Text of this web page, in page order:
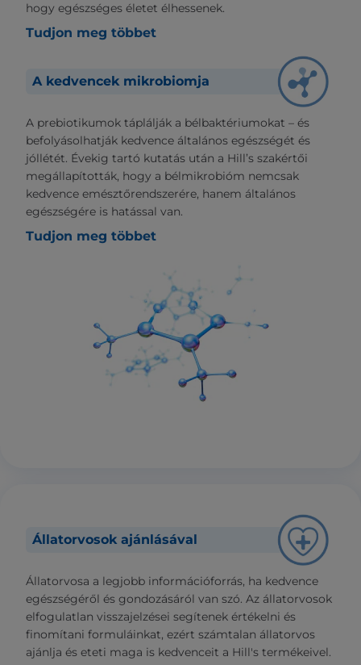
hogy egészséges életet élhessenek.
Tudjon meg többet
A kedvencek mikrobiomja
A prebiotikumok táplálják a bélbaktériumokat – és
befolyásolhatják kedvence általános egészségét és
jóllétét. Évekig tartó kutatás után a Hill’s szakértői
megállapították, hogy a bélmikrobióm nemcsak
kedvence emésztőrendszerére, hanem általános
egészségére is hatással van.
Tudjon meg többet
Állatorvosok ajánlásával
Állatorvosa a legjobb információforrás, ha kedvence
egészségéről és gondozásáról van szó. Az állatorvosok
elfogulatlan visszajelzései segítenek értékelni és
finomítani formuláinkat, ezért számtalan állatorvos
ajánlja és eteti maga is kedvenceit a Hill's termékeivel.